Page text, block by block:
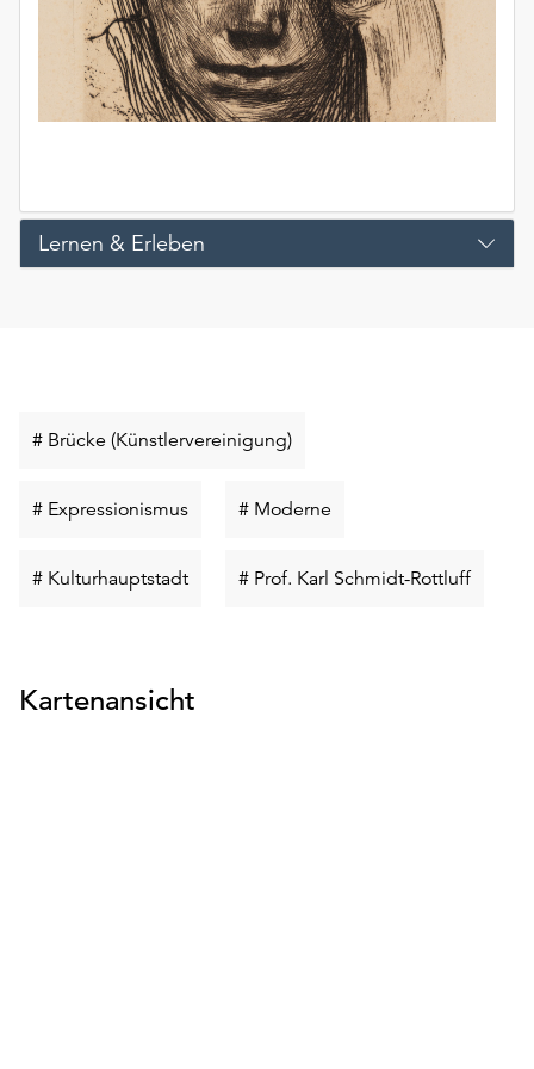
Lernen & Erleben
# Brücke (Künstlervereinigung)Schlüsselwort
# ExpressionismusSchlüsselwort
# Moderne
# KulturhauptstadtSchlüsselwort
# Prof. Karl Schmidt-Rottluff
Kartenansicht